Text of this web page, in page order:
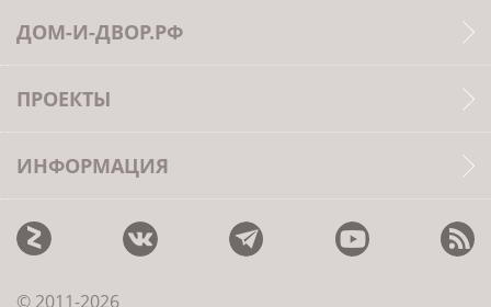
ДОМ-И-ДВОР.РФ
ПРОЕКТЫ
ИНФОРМАЦИЯ
© 2011-2026